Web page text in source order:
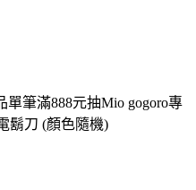
單筆滿888元抽Mio gogoro專
鬍刀 (顏色隨機)